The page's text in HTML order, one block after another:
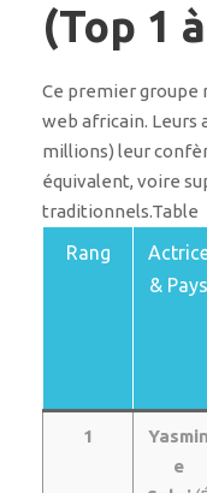
(Top 1
Ce premier groupe
web africain. Leurs
millions) leur
équivalent, voire
traditionnels.Table
Rang
& Pays
1
Yasmin
e